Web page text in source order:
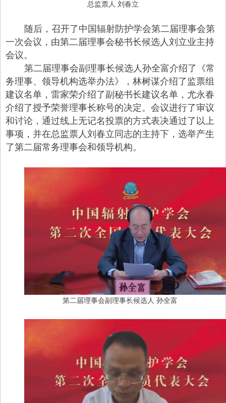
总监票人 刘春立
随后，召开了中国辐射防护学会第二届理事会第
一次会议，由第二届理事会秘书长候选人刘立业主持
会议。
第二届理事会副理事长候选人孙全富介绍了《常
务理事、领导机构选举办法》，林树谋介绍了监票组
建议名单，雷家荣介绍了副秘书长建议名单，尤永春
介绍了授予荣誉理事长称号的决定。会议进行了审议
和讨论，通过线上无记名投票的方式表决通过了以上
事项，并在总监票人刘春立同志的主持下，选举产生
了第二届常务理事会和领导机构。
第二届理事会副理事长候选人 孙全富